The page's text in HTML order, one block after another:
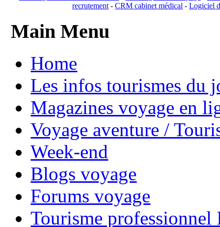
recrutement- CRM cabinet médical- Logiciel
Main Menu
Home
Les infos tourismes du
Magazines voyage en
Voyage aventure /
Week-end
Blogs voyage
Forums voyage
Tourisme